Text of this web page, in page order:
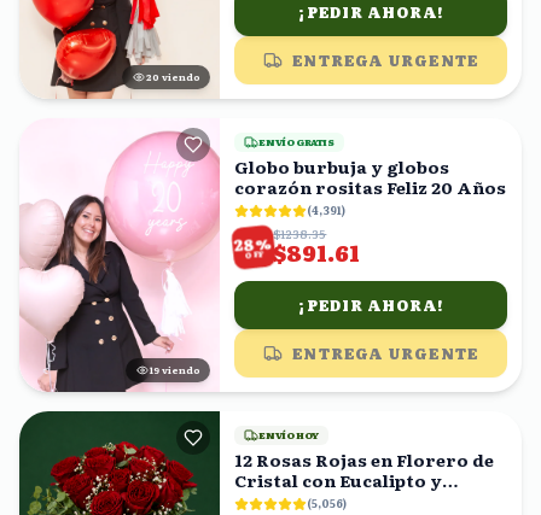
20 viendo
¡PEDIR AHORA!
ENTREGA URGENTE
19 viendo
ENVÍO GRATIS
Globo burbuja y globos
corazón rositas Feliz 20 Años
(4,391)
28%
OFF
$1238.35
$891.61
¡PEDIR AHORA!
ENTREGA URGENTE
ENVÍO HOY
12 Rosas Rojas en Florero de
Cristal con Eucalipto y
Gypsophila
(5,056)